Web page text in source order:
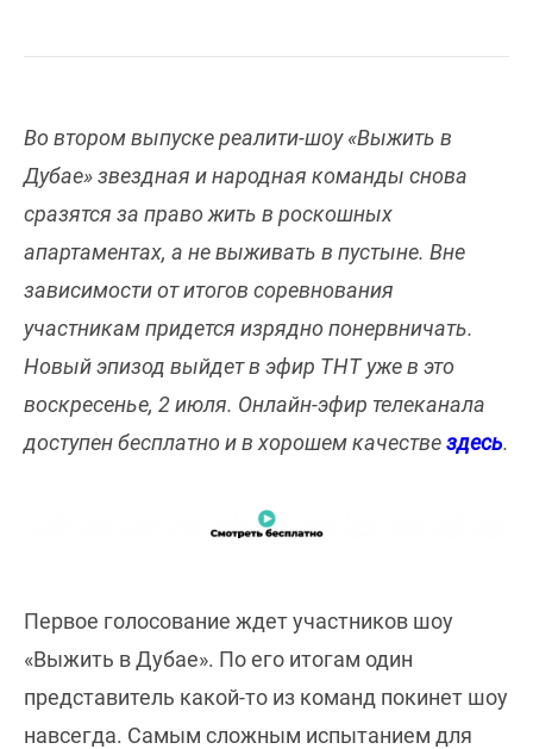
Во втором выпуске реалити-шоу «Выжить в
Дубае» звездная и народная команды снова
сразятся за право жить в роскошных
апартаментах, а не выживать в пустыне. Вне
зависимости от итогов соревнования
участникам придется изрядно понервничать.
Новый эпизод выйдет в эфир ТНТ уже в это
воскресенье, 2 июля. Онлайн-эфир телеканала
доступен бесплатно и в хорошем качествездесь.
Первое голосование ждет участников шоу
«Выжить в Дубае». По его итогам один
представитель какой-то из команд покинет шоу
навсегда. Самым сложным испытанием для